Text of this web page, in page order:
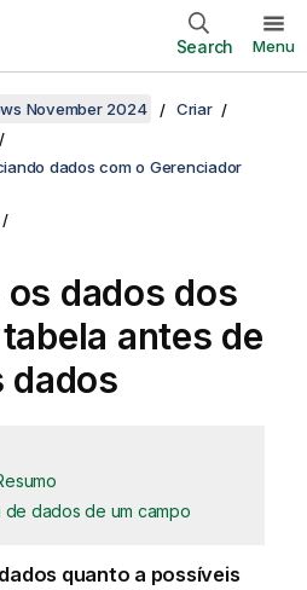
Search Menu
November 2024
Criar
dados com o Gerenciador
dados dos
antes de
dados
dados de um campo
quanto a possíveis